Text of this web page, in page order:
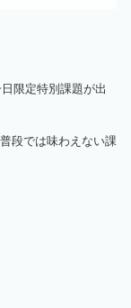
限定特別課題が出
段では味わえない課